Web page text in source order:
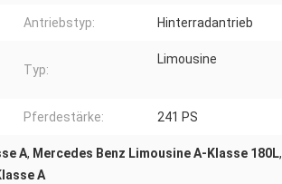
Antriebstyp: Hinterradantrieb
Typ:
Limousine
Pferdestärke: 241 PS
A, Mercedes Benz Limousine A-Klasse 180L,
A